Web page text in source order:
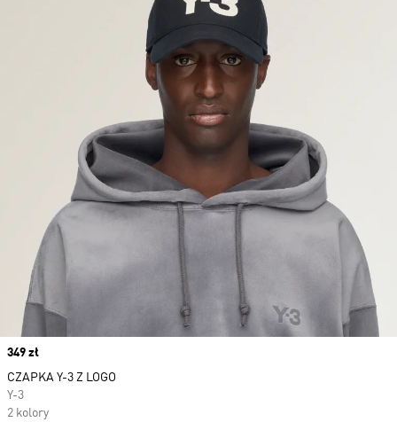
Price
349 zł
CZAPKA Y-3 Z LOGO
Y-3
2 kolory